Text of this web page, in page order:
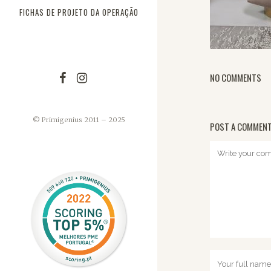
FICHAS DE PROJETO DA OPERAÇÃO
© Primigenius 2011 – 2025
NO COMMENTS
POST A